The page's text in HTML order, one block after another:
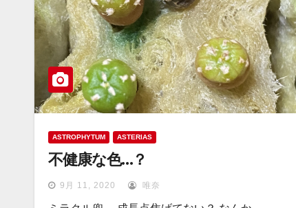
ASTROPHYTUM ASTERIAS
不健康な色…？
9月 11, 2020 唯奈